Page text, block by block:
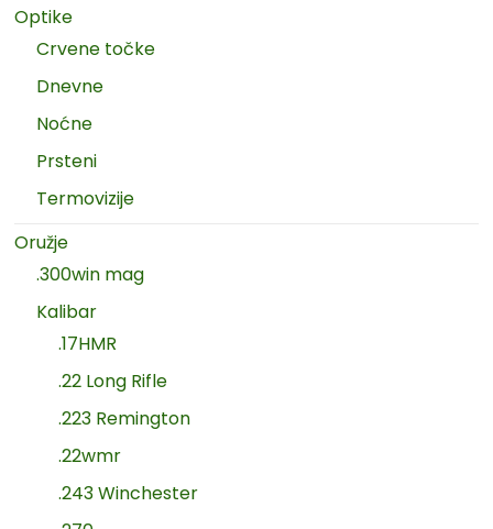
Optike
Crvene točke
Dnevne
Noćne
Prsteni
Termovizije
Oružje
.300win mag
Kalibar
.17HMR
.22 Long Rifle
.223 Remington
.22wmr
.243 Winchester